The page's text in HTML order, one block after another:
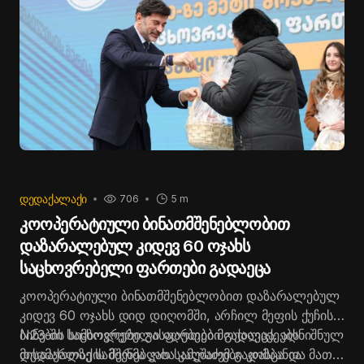
ᲓᲔᲓᲐᲥᲐᲚᲐᲥᲘ 5 m
706
კოოპერატიული ბინათმშენებლობით
დაზარალებულ კიდევ 60 ოჯახს
საცხოვრებელი ფართები გადაეცა
კოოპერატიული ბინათმშენებლობით დაზარალებულ
კიდევ 60 ოჯახს დიდ დიღომში, არჩილ მეფის ქუჩის
N23-ში საცხოვრებელი ფართები გადაეცა. აღნიშნულ
მისამართზე სამშენებლო სამუშაოები კომპანია
ბინების სიმბოლური გასაღებები მოქალაქეებს
დედაქალაქის მერმა კახა კალაძემ გადასცა და მათ